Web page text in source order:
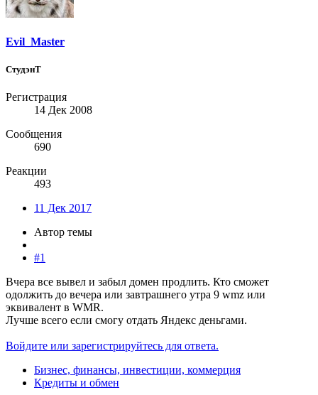
Evil_Master
СтудэнТ
Регистрация
14 Дек 2008
Сообщения
690
Реакции
493
11 Дек 2017
Автор темы
#1
Вчера все вывел и забыл домен продлить. Кто сможет
одолжить до вечера или завтрашнего утра 9 wmz или
эквивалент в WMR.
Лучше всего если смогу отдать Яндекс деньгами.
Войдите или зарегистрируйтесь для ответа.
Бизнес, финансы, инвестиции, коммерция
Кредиты и обмен